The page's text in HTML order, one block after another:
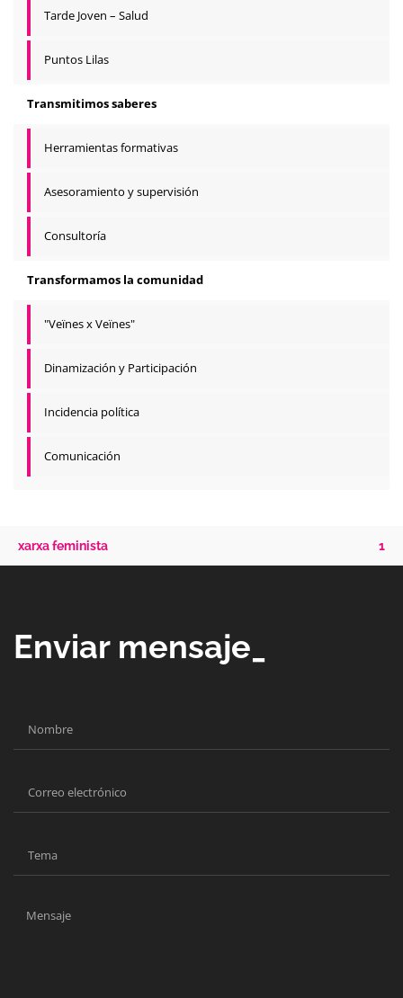
Tarde Joven – Salud
Puntos Lilas
Transmitimos saberes
Herramientas formativas
Asesoramiento y supervisión
Consultoría
Transformamos la comunidad
"Veïnes x Veïnes"
Dinamización y Participación
Incidencia política
Comunicación
xarxa feminista 1
Enviar mensaje_